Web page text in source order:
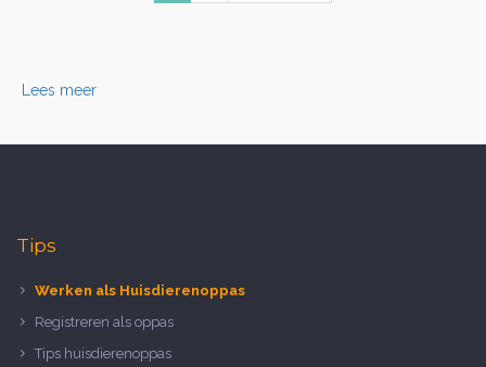
Lees meer
Tips
Werken als Huisdierenoppas
Registreren als oppas
Tips huisdierenoppas